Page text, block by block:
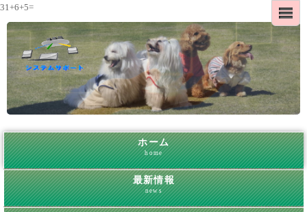
31+6+5=
ホーム
home
最新情報
news